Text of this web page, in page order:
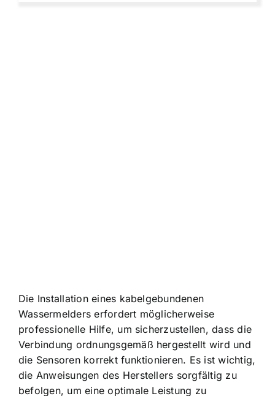
Die Installation eines kabelgebundenen
Wassermelders erfordert möglicherweise
professionelle Hilfe, um sicherzustellen, dass die
Verbindung ordnungsgemäß hergestellt wird und
die Sensoren korrekt funktionieren. Es ist wichtig,
die Anweisungen des Herstellers sorgfältig zu
befolgen, um eine optimale Leistung zu